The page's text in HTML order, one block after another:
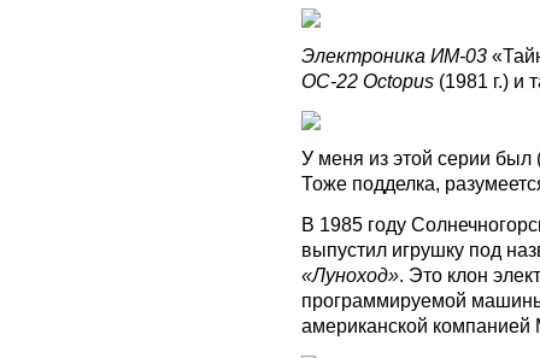
Электроника ИМ-03
OC-22 Octopus (1981 г.) и
У меня из этой серии был
Тоже подделка,
В 1985 году
выпустил игрушку под
«Луноход». Это клон
программируемой
американской компанией